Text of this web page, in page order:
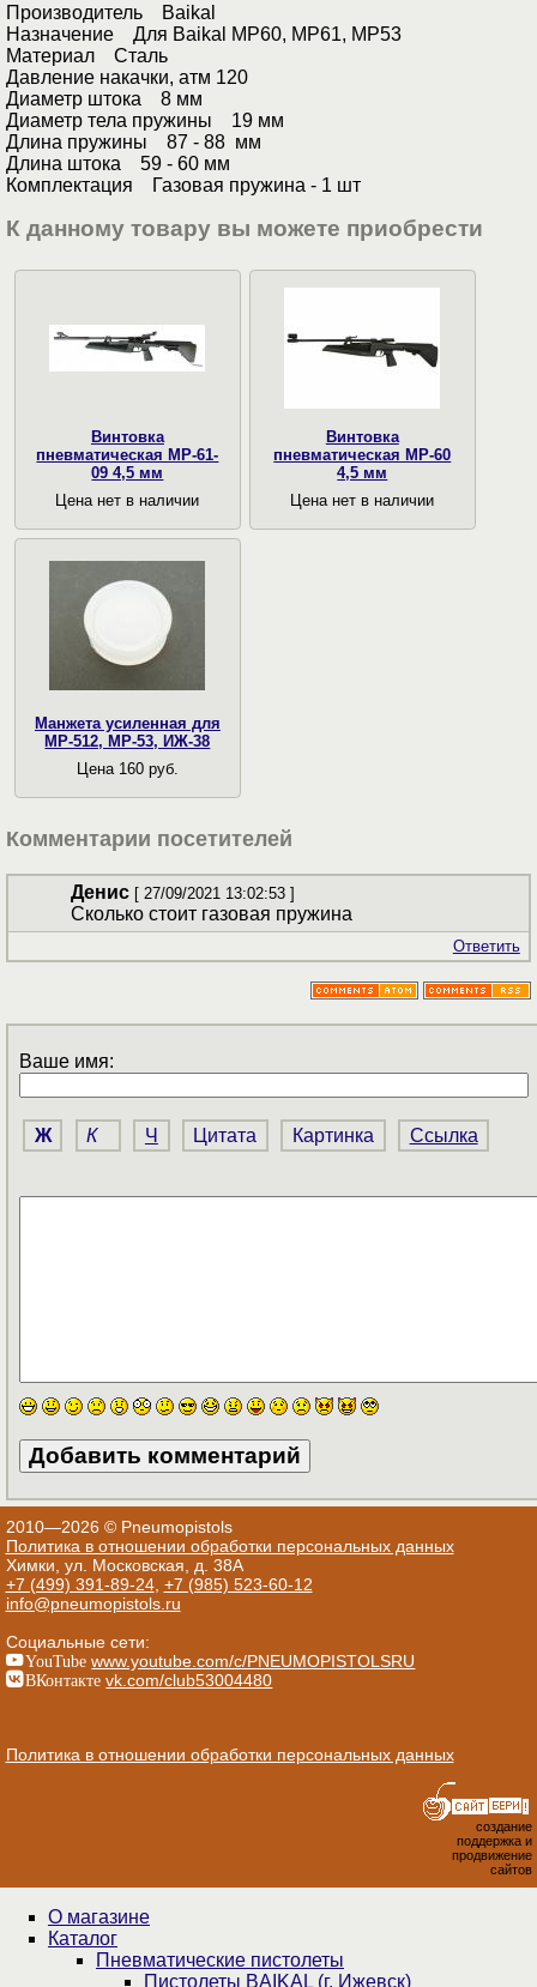
Производитель Baikal
Назначение Для Baikal МР60, МР61, МР53
Материал Сталь
Давление накачки, атм 120
Диаметр штока 8 мм
Диаметр тела пружины 19 мм
Длина пружины 87 - 88 мм
Длина штока 59 - 60 мм
Комплектация Газовая пружина - 1 шт
К данному товару вы можете приобрести
Винтовка
пневматическая МР-61-
09 4,5 мм
Цена нет в наличии
Винтовка
пневматическая МР-60
4,5 мм
Цена нет в наличии
Манжета усиленная для
МР-512, МР-53, ИЖ-38
Цена 160 руб.
Комментарии посетителей
Денис [ 27/09/2021 13:02:53 ]
Сколько стоит газовая пружина
Ответить
Ваше имя:
Ж К Ч Цитата Картинка Ссылка
2010—2026 © Pneumopistols
Политика в отношении обработки персональных данных
Химки, ул. Московская, д. 38А
+7 (499) 391-89-24, +7 (985) 523-60-12
info@pneumopistols.ru
Социальные сети:
YouTube www.youtube.com/c/PNEUMOPISTOLSRU
ВКонтакте vk.com/club53004480
Политика в отношении обработки персональных данных
создание
поддержка и
продвижение
сайтов
О магазине
Каталог
Пнев­ма­ти­чес­кие пистолеты
Пистолеты BAIKAL (г. Ижевск)